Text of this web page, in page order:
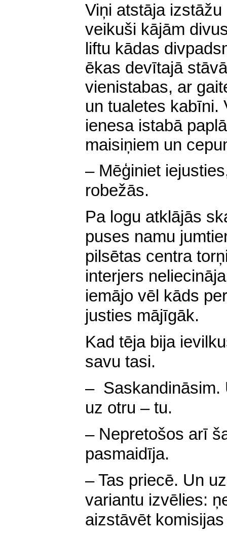
Viņi atstāja
veikuši kājām
liftu kādas
ēkas devītajā
vienistabas, ar
un tualetes kabīni.
ienesa istabā
maisiņiem un
– Mēģiniet
robežās.
Pa logu atklājās
puses namu
pilsētas centra
interjers
iemājo vēl kāds
justies mājīgāk.
Kad tēja bija
savu tasi.
– Saskandināsim.
uz otru – tu.
– Nepretošos arī
pasmaidīja.
– Tas priecē. Un
variantu izvēlies:
aizstāvēt